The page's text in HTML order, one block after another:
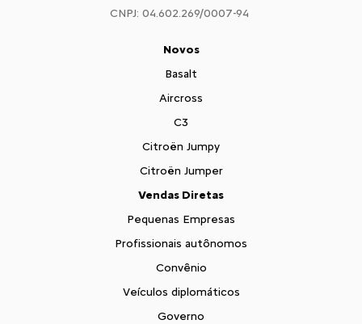
CNPJ: 04.602.269/0007-94
Novos
Basalt
Aircross
C3
Citroën Jumpy
Citroën Jumper
Vendas Diretas
Pequenas Empresas
Profissionais autônomos
Convênio
Veículos diplomáticos
Governo